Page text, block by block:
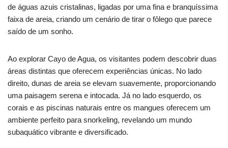
de águas azuis cristalinas, ligadas por uma fina e branquíssima
faixa de areia, criando um cenário de tirar o fôlego que parece
saído de um sonho.
Ao explorar Cayo de Agua, os visitantes podem descobrir duas
áreas distintas que oferecem experiências únicas. No lado
direito, dunas de areia se elevam suavemente, proporcionando
uma paisagem serena e intocada. Já no lado esquerdo, os
corais e as piscinas naturais entre os mangues oferecem um
ambiente perfeito para snorkeling, revelando um mundo
subaquático vibrante e diversificado.